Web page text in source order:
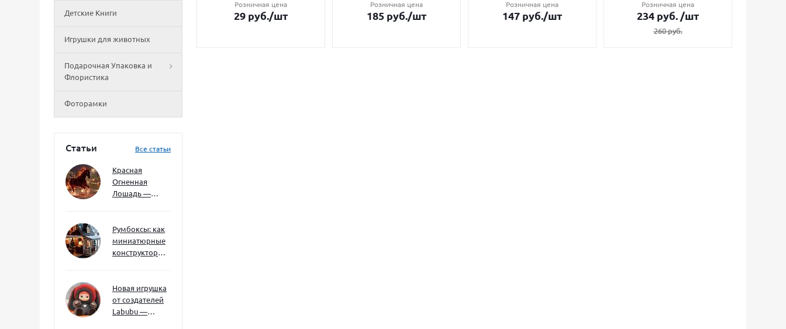
Детские Книги
Игрушки для животных
Подарочная Упаковка и
Флористика
Фоторамки
Статьи Все статьи
Красная
Огненная
Лошадь —
ждать и как
подготовиться
Румбоксы: как
миниатюрные
конструкторы
мышление и
внимание к
деталям
Новая игрушка
от создателей
Labubu —
Розничная цена
29 руб./шт
Розничная цена
185 руб./шт
Розничная цена
147 руб./шт
Розничная цена
234 руб. /шт
260руб.